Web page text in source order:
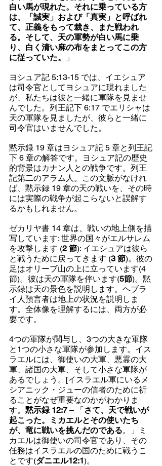
白い馬が現れた。それに乗っている方
は、「誠実」および「真実」と呼ばれ
て、正義をもって裁き、また戦われ
る。そして、天の軍勢が白い馬に乗
り、白く清い麻の布をまとってこの方
に従っていた。
」
ヨシュア記 5:13-15 では、イエシュア
は司令官としてヨシュアに現れました
が、私たちは彼と一緒に軍隊を見ませ
んでした。列王記下 6:17 でエリシャは
天の軍隊を見ましたが、彼らと一緒に
司令官はいませんでした。
黙示録 19 章はヨシュア記 5 章と列王記
下 6 章の解答です。ヨシュア記の歴史
的背景はカナン人との戦争です。列王
記第二のアラム人。この文脈がなけれ
ば、黙示録 19 章の天の戦いを、その時
には実際の戦争が起こらないと誤解す
るかもしれません。
ゼカリヤ書 14 章は、戦いの地上側を描
写しています: 世界の国々がエルサレム
を攻撃します (2 節): イエシュアは彼ら
と戦うために戻ってきます (3 節)。彼の
足はオリーブ山の上に立っています(4
節)。彼は天の軍隊を伴います(5節)。黙
示録は天の景色を説明します。ヘブラ
イ人預言者は地上の状況を説明しま
す。全体像を理解するには、両方が必
要です。
4つの軍隊が関与し、3つの大きな軍隊
と1つの小さな軍隊が参加します。イス
ラエルには、御使いの大軍、悪霊の大
軍、諸国の大軍、そして小さな軍隊が
あるでしょう。[イスラエル軍にいるメ
シアニック・ジューの信者のために祈
ることがなぜ重要なのかがわかりま
す。 黙示録 12:7 – 「さて、天で戦いが
起こった。ミカエルとその使いたち
が、竜に戦いを挑んだのである。」ミ
カエルは御使いの司令官であり、その
任務はイスラエルの国のために戦うこ
とです(ダニエル12:1)。